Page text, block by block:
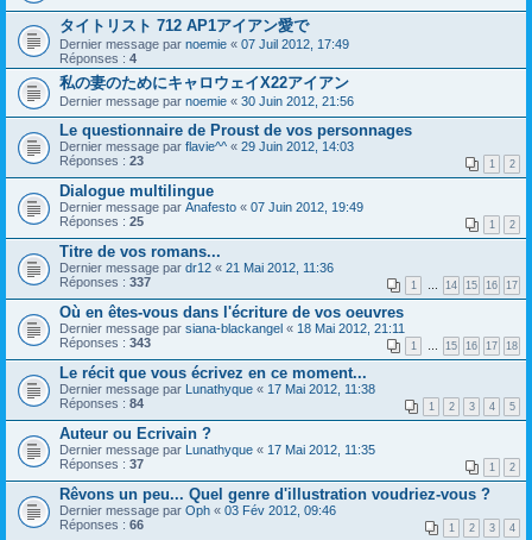
タイトリスト 712 AP1アイアン愛で
Dernier message par noemie « 07 Juil 2012, 17:49
Réponses : 4
私の妻のためにキャロウェイX22アイアン
Dernier message par noemie « 30 Juin 2012, 21:56
Le questionnaire de Proust de vos personnages
Dernier message par flavie^^ « 29 Juin 2012, 14:03
Réponses : 23 1 2
Dialogue multilingue
Dernier message par Anafesto « 07 Juin 2012, 19:49
Réponses : 25 1 2
Titre de vos romans...
Dernier message par dr12 « 21 Mai 2012, 11:36
Réponses : 337 1 … 14 15 16 17
Où en êtes-vous dans l'écriture de vos oeuvres
Dernier message par siana-blackangel « 18 Mai 2012, 21:11
Réponses : 343 1 … 15 16 17 18
Le récit que vous écrivez en ce moment...
Dernier message par Lunathyque « 17 Mai 2012, 11:38
Réponses : 84 1 2 3 4 5
Auteur ou Ecrivain ?
Dernier message par Lunathyque « 17 Mai 2012, 11:35
Réponses : 37 1 2
Rêvons un peu... Quel genre d'illustration voudriez-vous ?
Dernier message par Oph « 03 Fév 2012, 09:46
Réponses : 66 1 2 3 4